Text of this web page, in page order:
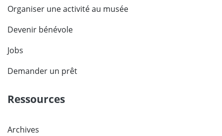
Organiser une activité au musée
Devenir bénévole
Jobs
Demander un prêt
Ressources
Archives